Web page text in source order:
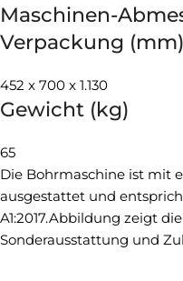
Maschinen-
Verpackung (mm)
452 x 700 x 1.130
Gewicht (kg)
65
Die Bohrmaschine ist mit
ausgestattet und
A1:2017.Abbildung zeigt
Sonderausstattung und